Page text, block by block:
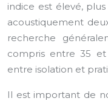
indice est élevé,
acoustiquement
recherche
compris entre 35
entre isolation et
Il est important de